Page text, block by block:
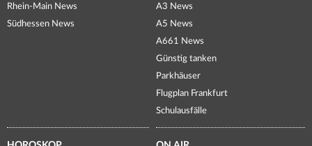
Rhein-Main News
Südhessen News
A3 News
A5 News
A661 News
Günstig tanken
Parkhäuser
Flugplan Frankfurt
Schulausfälle